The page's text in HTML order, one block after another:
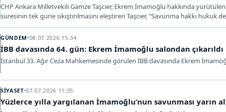
CHP Ankara Milletvekili Gamze Taşcıer, Ekrem İmamoğlu hakkında
süresinin tek güne sıkıştırılmasını eleştiren Taşcıer, "Savunma hakkı hukuk
GÜNDEM•08.07.2026 15:34
İBB davasında 64. gün: Ekrem İmamoğlu salondan çıkarıldı
İstanbul 33. Ağır Ceza Mahkemesinde görülen İBB davasında Ekrem
SİYASET•07.07.2026 11:35
Yüzlerce yılla yargılanan İmamoğlu’nun savunması yarın